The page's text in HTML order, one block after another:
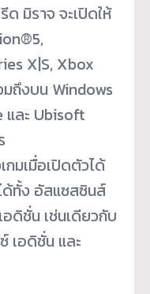
มิราจ จะเปิดให้
X|S, Xbox
ถึงบน Windows
และ Ubisoft
กมเมื่อเปิดตัวได้
ด้ทั้ง อัสแซสซินส์
ดิชั่น เช่นเดียวกับ
เอดิชั่น และ